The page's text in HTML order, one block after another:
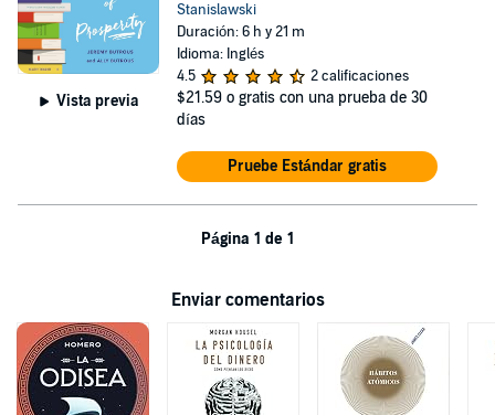
Vista previa
Stanislawski
Duración: 6 h y 21 m
Idioma: Inglés
4.5
2 calificaciones
$21.59 o gratis con una prueba de 30
días
Pruebe Estándar gratis
Página 1 de 1
Enviar comentarios